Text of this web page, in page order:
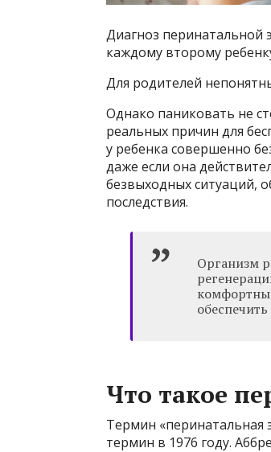
Диагноз перинатальной
каждому второму
Для родителей
Однако паниковать не
реальных причин для
у ребенка совершенно
даже если она
безвыходных ситуаций,
последствия.
Организм
Что такое
Термин «перинатальная
термин в 1976 году.